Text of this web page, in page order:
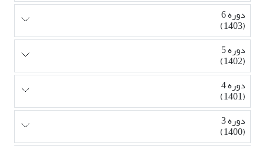
دوره 6
(1403)
دوره 5
(1402)
دوره 4
(1401)
دوره 3
(1400)